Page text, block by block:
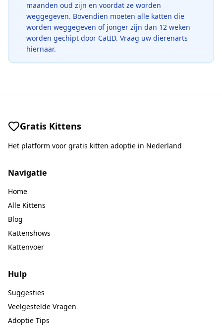
maanden oud zijn en voordat ze worden
weggegeven. Bovendien moeten alle katten die
worden weggegeven of jonger zijn dan 12 weken
worden gechipt door CatID. Vraag uw dierenarts
hiernaar.
Gratis Kittens
Het platform voor gratis kitten adoptie in Nederland
Navigatie
Home
Alle Kittens
Blog
Kattenshows
Kattenvoer
Hulp
Suggesties
Veelgestelde Vragen
Adoptie Tips